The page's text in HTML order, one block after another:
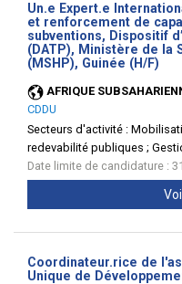
Un.e Expert.e
et renforcement de
subventions, Dispositif
(DATP), Ministère de la
(MSHP), Guinée (H/F)
AFRIQUE
CDDU
Secteurs d'activité :
redevabilité publiques ;
Date limite de candidature :
Coordinateur.rice de
Unique de